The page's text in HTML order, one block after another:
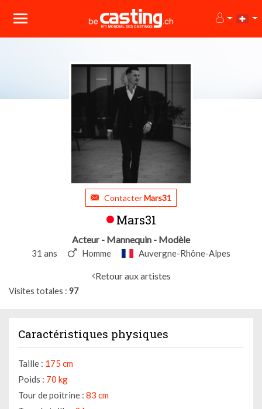
ContacterMars31
Mars31
Acteur - Mannequin - Modèle
31 ans Homme Auvergne-Rhône-Alpes
Retour aux artistes
Visites totales 97
Caractéristiques physiques
Taille : 175 cm
Poids : 70 kg
Tour de poitrine : 83 cm